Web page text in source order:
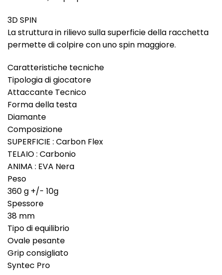
3D SPIN
La struttura in rilievo sulla superficie della racchetta
permette di colpire con uno spin maggiore.
Caratteristiche tecniche
Tipologia di giocatore
Attaccante Tecnico
Forma della testa
Diamante
Composizione
SUPERFICIE : Carbon Flex
TELAIO : Carbonio
ANIMA : EVA Nera
Peso
360 g +/- 10g
Spessore
38 mm
Tipo di equilibrio
Ovale pesante
Grip consigliato
Syntec Pro